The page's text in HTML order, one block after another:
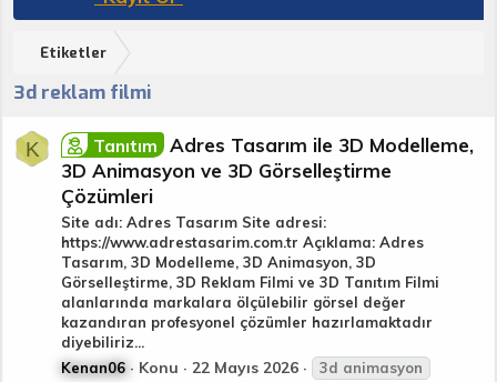
Etiketler
3d reklam filmi
K Tanıtım
Adres Tasarım ile 3D Modelleme,
3D Animasyon ve 3D Görselleştirme
Çözümleri
Site adı: Adres Tasarım Site adresi:
https://www.adrestasarim.com.tr Açıklama: Adres
Tasarım, 3D Modelleme, 3D Animasyon, 3D
Görselleştirme, 3D Reklam Filmi ve 3D Tanıtım Filmi
alanlarında markalara ölçülebilir görsel değer
kazandıran profesyonel çözümler hazırlamaktadır
diyebiliriz...
Kenan06
Konu 22 Mayıs 2026 3d animasyon